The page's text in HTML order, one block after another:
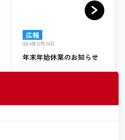
広報
2024年12月19日
年末年始休業のお知らせ